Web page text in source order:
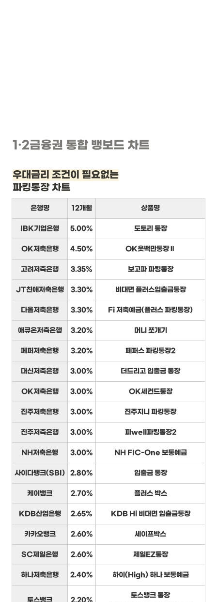
1 ·2금융권 통합 뱅보드 차트
우대금리 조건이 필요없는
파킹통장 차트
은행명 12개월 상품명
IBK기업은행 5.00% 도토리 통장
OK저축은행 4.50% OK읏백만통장Ⅱ
고려저축은행 3.35% 보고파 파킹통장
JT친애저축은행 3.30% 비대면 플러스입출금통장
다올저축은행 3.30% Fi 저축예금(플러스 파킹통장)
애큐온저축은행 3.20% 머니 쪼개기
페퍼저축은행 3.20% 페퍼스 파킹통장2
대신저축은행 3.00% 더드리고 입출금 통장
OK저축은행 3.00% OK세컨드통장
진주저축은행 3.00% 진주지니 파킹통장
진주저축은행 3.00% 파well파킹통장2
NH저축은행 3.00% NH FIC-One 보통예금
사이다뱅크(SBI) 2.80% 입출금 통장
케이뱅크 2.70% 플러스 박스
KDB산업은행 2.65% KDB Hi 비대면 입출금통장
카카오뱅크 2.60% 세이프박스
SC제일은행 2.60% 제일EZ통장
하나저축은행 2.40% 하이(High) 하나 보통예금
토스뱅크 2.20%
토스뱅크 통장